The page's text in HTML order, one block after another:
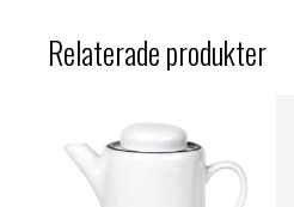
Relaterade produkter